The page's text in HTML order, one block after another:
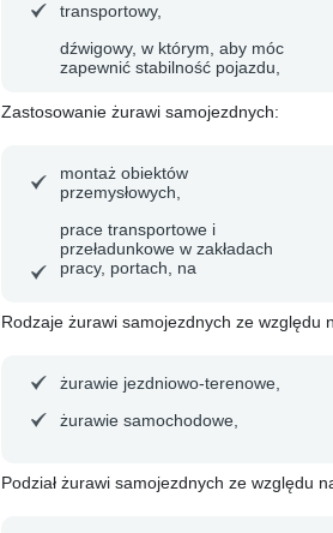
transportowy,
dźwigowy, w którym, aby móc
zapewnić stabilność pojazdu,
Zastosowanie żurawi samojezdnych:
montaż obiektów
przemysłowych,
prace transportowe i
przeładunkowe w zakładach
pracy, portach, na
Rodzaje żurawi samojezdnych ze względu
żurawie jezdniowo-terenowe,
żurawie samochodowe,
Podział żurawi samojezdnych ze względu